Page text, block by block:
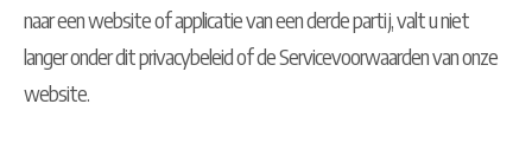
naar een website of applicatie van een derde partij, valt u niet
langer onder dit privacybeleid of de Servicevoorwaarden van onze
website.